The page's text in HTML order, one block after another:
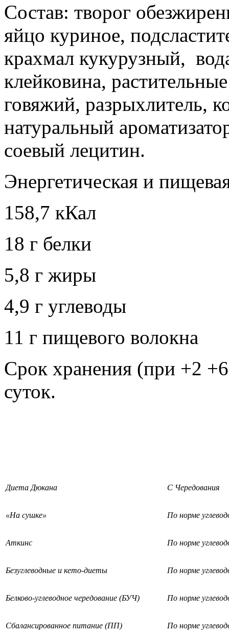
Состав: творог
яйцо куриное,
крахмал кукурузный,
клейковина,
говяжий, разрыхлитель,
натуральный
соевый лецитин.
Энергетическая и
158,7 кКал
18 г белки
5,8 г жиры
4,9 г углеводы
11 г пищевого волокна
Срок хранения (при +2
суток.
Диета Дюкана С Чередования
«На сушке» По норме
Аткинс По норме
Безуглеводные и кето-диеты По норме
Белково-углеводное чередование (БУЧ) По норме
Сбалансированное питание (ПП) По норме